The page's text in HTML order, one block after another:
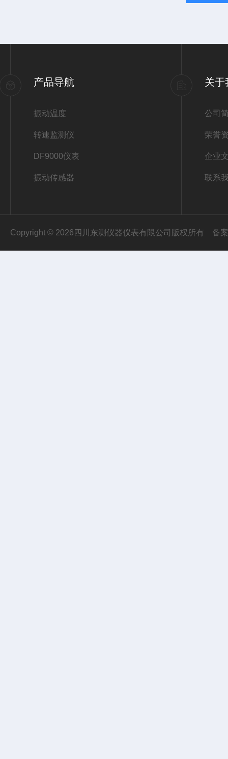
产品导航
振动温度
转速监测仪
DF9000仪表
振动传感器
关于
公司
荣誉
企业
联系
Copyright © 2026四川东测仪器仪表有限公司版权所有 备